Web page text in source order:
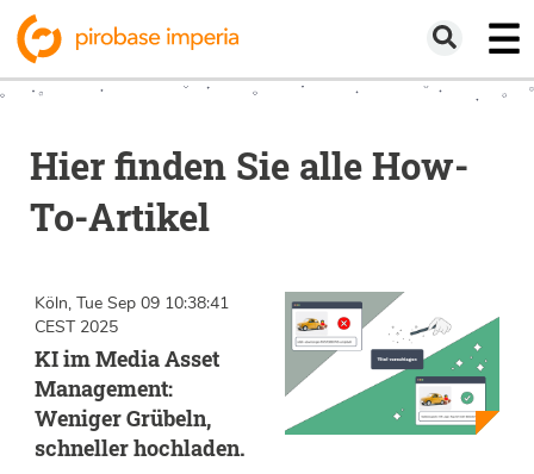
Hier finden Sie alle How-
To-Artikel
Köln, Tue Sep 09 10:38:41
CEST 2025
KI im Media Asset
Management:
Weniger Grübeln,
schneller hochladen.